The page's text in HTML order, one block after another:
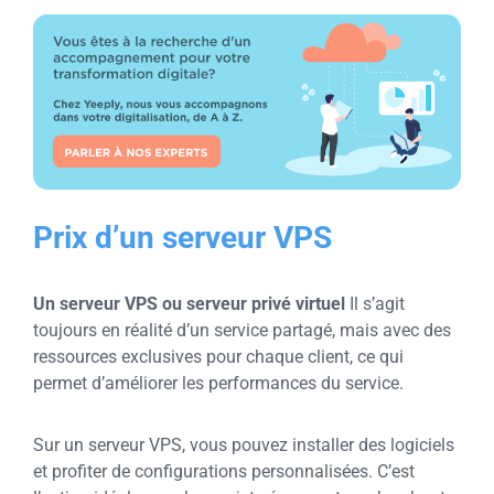
Prix d’un serveur VPS
Un serveur VPS ou serveur privé virtuel Il s’agit
toujours en réalité d’un service partagé, mais avec des
ressources exclusives pour chaque client, ce qui
permet d’améliorer les performances du service.
Sur un serveur VPS, vous pouvez installer des logiciels
et profiter de configurations personnalisées. C’est